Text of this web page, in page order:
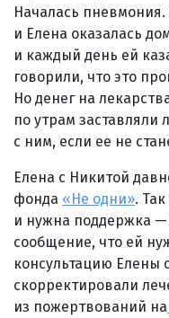
Началась пневмония.
и Елена оказалась
и каждый день ей
говорили, что это
Но денег на
по утрам
с ним, если ее не
Елена с Никитой
фонда «Не одни».
и нужна поддержка —
сообщение, что ей
консультацию Елены
скорректировали
из пожертвований на